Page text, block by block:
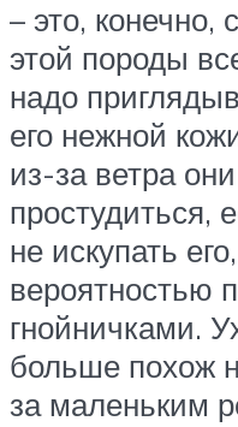
– это, конечно,
этой породы
надо
его нежной
из-за ветра
простудиться,
не искупать
вероятностью
гнойничками.
больше похож
за маленьким